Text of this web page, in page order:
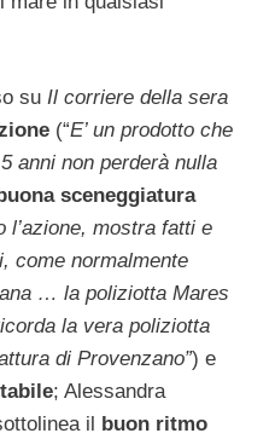
su Il corriere della sera
(“E’ un prodotto che
anni non perderà nulla
buona sceneggiatura
l’azione, mostra fatti e
come normalmente
… la poliziotta Mares
la vera poliziotta
di Provenzano”) e
; Alessandra
il
buon ritmo